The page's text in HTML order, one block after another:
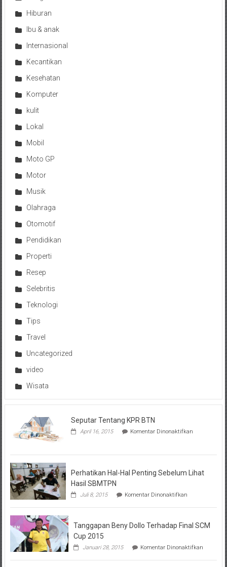
Hiburan
Ibu & anak
Internasional
Kecantikan
Kesehatan
Komputer
kulit
Lokal
Mobil
Moto GP
Motor
Musik
Olahraga
Otomotif
Pendidikan
Properti
Resep
Selebritis
Teknologi
Tips
Travel
Uncategorized
video
Wisata
Seputar Tentang KPR BTN
April 16, 2015 Komentar Dinonaktifkanpada
KPR
Perhatikan Hal-Hal Penting Sebelum Lihat
Hasil SBMTPN
Juli 8, 2015 Komentar Dinonaktifkanpada
Hal-
Penting
Hasil
Tanggapan Beny Dollo Terhadap Final SCM
Cup 2015
Januari 28, 2015 Komentar Dinonaktifkanpada
Beny